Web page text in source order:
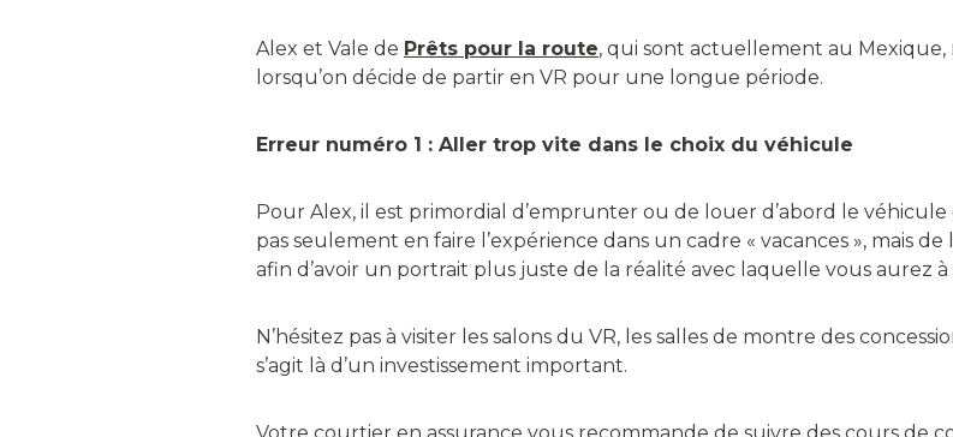
Alex et Vale de Prêts pour la route, qui sont actuellement au
lorsqu’on décide de partir en VR pour une longue période.
Erreur numéro 1 : Aller trop vite dans le choix du véhicule
Pour Alex, il est primordial d’emprunter ou de louer d’abord le
pas seulement en faire l’expérience dans un cadre « vacances », mais
afin d’avoir un portrait plus juste de la réalité avec laquelle vous aurez à
N’hésitez pas à visiter les salons du VR, les salles de montre des
s’agit là d’un investissement important.